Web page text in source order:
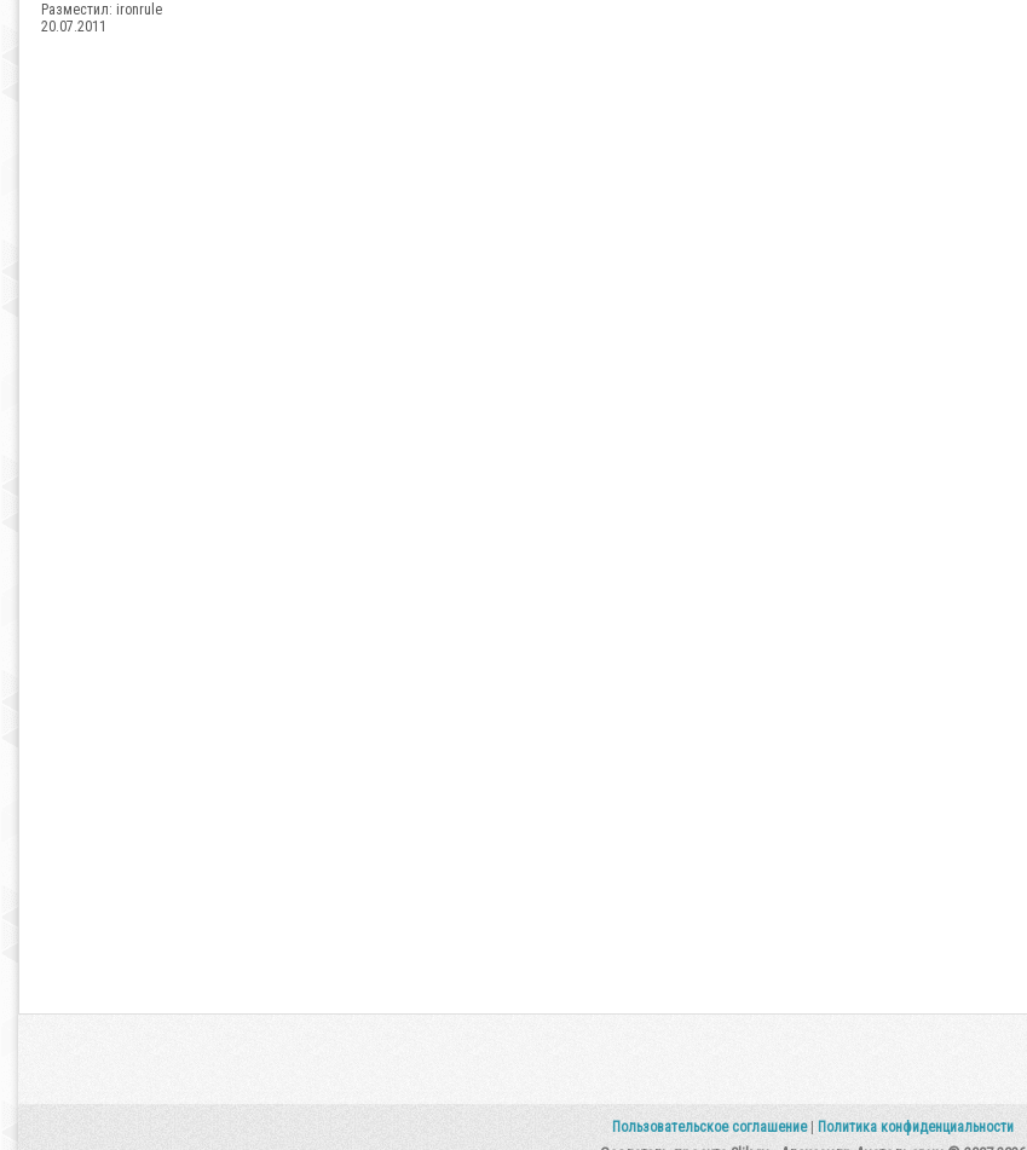
Разместил: ironrule
20.07.2011
Пользовательское соглашение Политика конфиденциальности